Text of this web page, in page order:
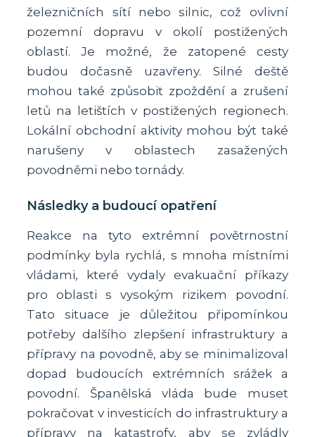
železničních sítí nebo silnic, což ovlivní
pozemní dopravu v okolí postižených
oblastí. Je možné, že zatopené cesty
budou dočasně uzavřeny. Silné deště
mohou také způsobit zpoždění a zrušení
letů na letištích v postižených regionech.
Lokální obchodní aktivity mohou být také
narušeny v oblastech zasažených
povodněmi nebo tornády.
Následky a budoucí opatření
Reakce na tyto extrémní povětrnostní
podmínky byla rychlá, s mnoha místními
vládami, které vydaly evakuační příkazy
pro oblasti s vysokým rizikem povodní.
Tato situace je důležitou připomínkou
potřeby dalšího zlepšení infrastruktury a
přípravy na povodně, aby se minimalizoval
dopad budoucích extrémních srážek a
povodní. Španělská vláda bude muset
pokračovat v investicích do infrastruktury a
přípravy na katastrofy, aby se zvládly